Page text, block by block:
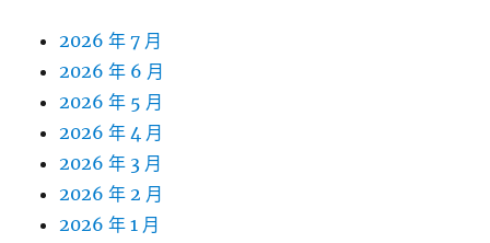
2026 年 7 月
2026 年 6 月
2026 年 5 月
2026 年 4 月
2026 年 3 月
2026 年 2 月
2026 年 1 月